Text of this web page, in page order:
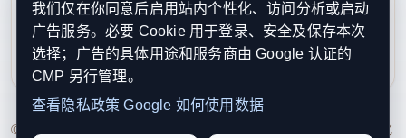
contact@xinouzhou.com
服务支持、版权与合作：工作日优先处理站务、投稿与权
利通知
© 2026 新欧洲·欧洲头条. All Rights Reserved. 本网站持续优化
我们仅在你同意后启用站内个性化、访问分析或启动
广告服务。必要 Cookie 用于登录、安全及保存本次
选择；广告的具体用途和服务商由 Google 认证的
CMP 另行管理。
查看隐私政策 Google 如何使用数据